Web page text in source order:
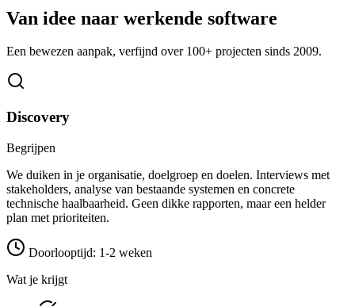
Van idee naar werkende software
Een bewezen aanpak, verfijnd over 100+ projecten sinds 2009.
Discovery
Begrijpen
We duiken in je organisatie, doelgroep en doelen. Interviews met
stakeholders, analyse van bestaande systemen en concrete
technische haalbaarheid. Geen dikke rapporten, maar een helder
plan met prioriteiten.
Doorlooptijd: 1-2 weken
Wat je krijgt